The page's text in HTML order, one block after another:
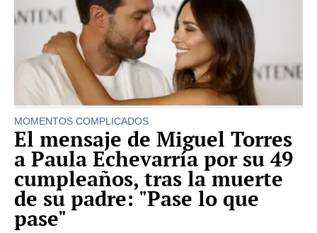
MOMENTOS COMPLICADOS
El mensaje de Miguel Torres
a Paula Echevarría por su 49
cumpleaños, tras la muerte
de su padre: "Pase lo que
pase"